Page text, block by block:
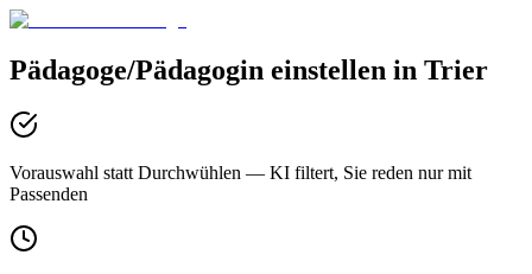
Pädagoge/Pädagogin einstellen in Trier
Vorauswahl statt Durchwühlen — KI filtert, Sie reden nur mit
Passenden